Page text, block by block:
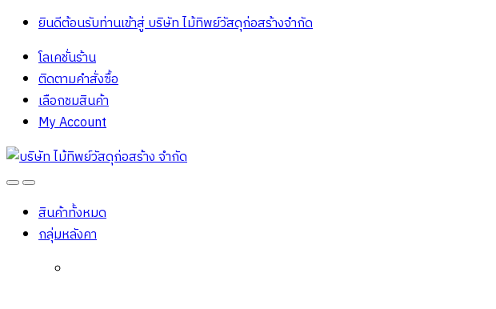
ยินดีต้อนรับท่านเข้าสู่ บริษัท ไม้ทิพย์วัสดุก่อสร้างจํากัด
โลเคชั่นร้าน
ติดตามคำสั่งซื้อ
เลือกชมสินค้า
My Account
OpenClose
สินค้าทั้งหมด
กลุ่มหลังคา